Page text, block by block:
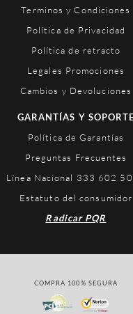
Terminos y Condiciones
Política de Privacidad
Política de retracto
Legales Promociones
Cambios y Devoluciones
GARANTÍAS Y SOPORTE
Política de Garantías
Preguntas Frecuentes
Línea Nacional 333 602
Estatuto del consumidor
Radicar PQR
COMPRA 100% SEGURA